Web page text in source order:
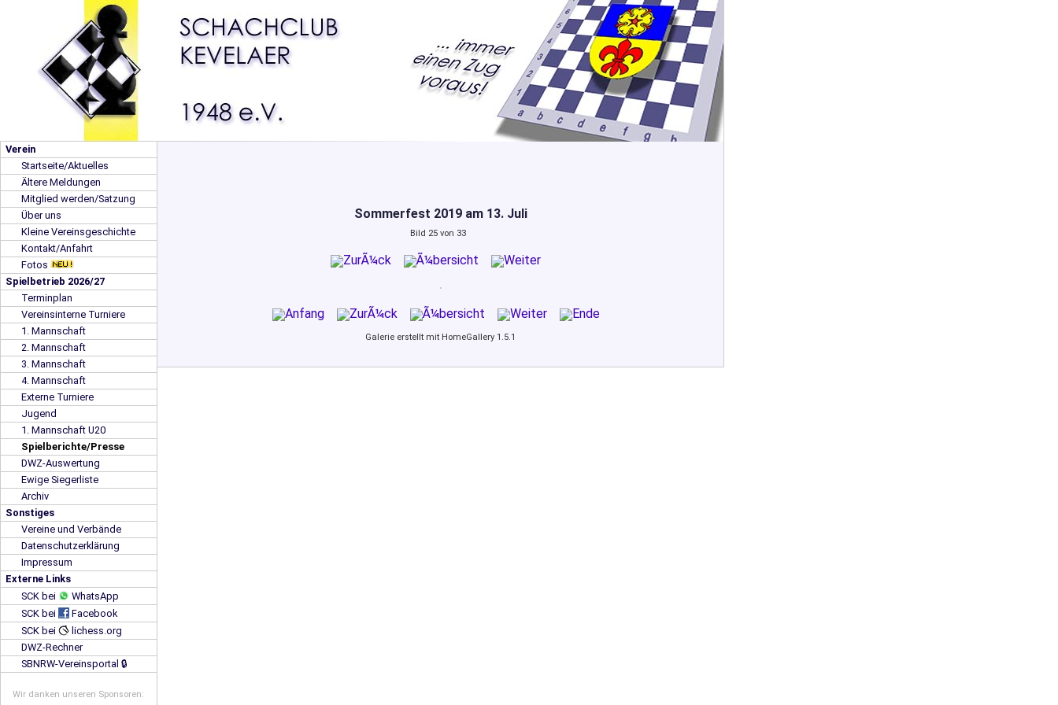
Verein
Startseite/Aktuelles
Ältere Meldungen
Mitglied werden/Satzung
Über uns
Kleine Vereinsgeschichte
Kontakt/Anfahrt
Fotos
Spielbetrieb 2026/27
Terminplan
Vereinsinterne Turniere
1. Mannschaft
2. Mannschaft
3. Mannschaft
4. Mannschaft
Externe Turniere
Jugend
1. Mannschaft U20
Spielberichte/Presse
DWZ-Auswertung
Ewige Siegerliste
Archiv
Sonstiges
Vereine und Verbände
Datenschutzerklärung
Impressum
Externe Links
SCK bei
WhatsApp
SCK bei
Facebook
SCK bei
lichess.org
DWZ-Rechner
SBNRW-Vereinsportal 🔒
Wir danken unseren Sponsoren:
Sommerfest 2019 am 13. Juli
Bild 25 von 33
Galerie erstellt mit HomeGallery 1.5.1